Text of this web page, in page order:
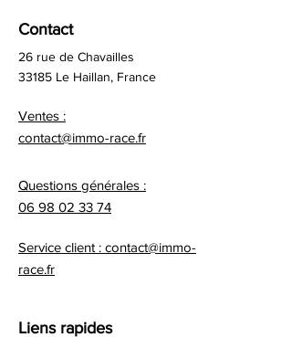
Contact
26 rue de Chavailles
33185 Le Haillan, France
Ventes :
contact@immo-race.fr
Questions générales :
06 98 02 33 74
Service client : contact@immo-
race.fr
Liens rapides